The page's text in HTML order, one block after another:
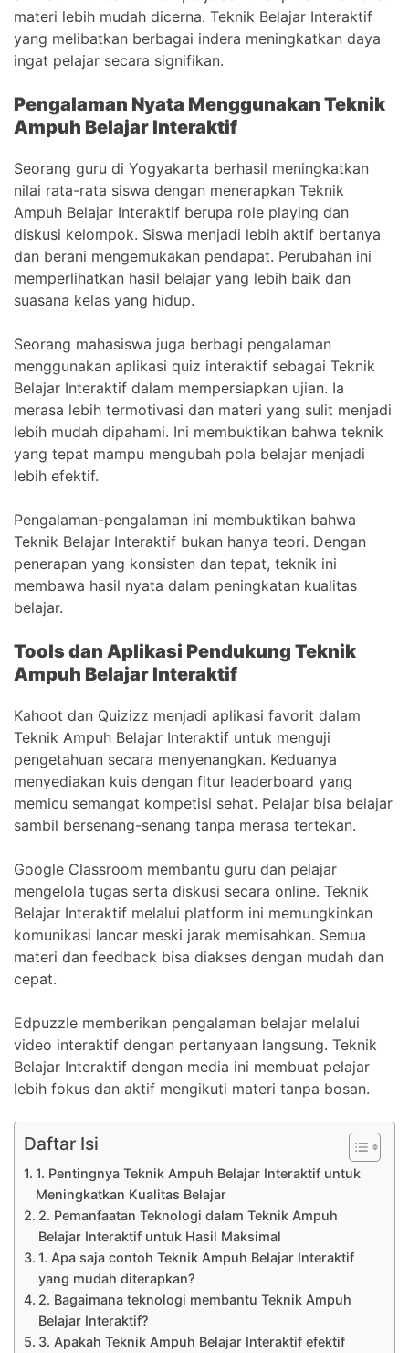
materi lebih mudah dicerna. Teknik Belajar Interaktif
yang melibatkan berbagai indera meningkatkan daya
ingat pelajar secara signifikan.
Pengalaman Nyata Menggunakan Teknik
Ampuh Belajar Interaktif
Seorang guru di Yogyakarta berhasil meningkatkan
nilai rata-rata siswa dengan menerapkan Teknik
Ampuh Belajar Interaktif berupa role playing dan
diskusi kelompok. Siswa menjadi lebih aktif bertanya
dan berani mengemukakan pendapat. Perubahan ini
memperlihatkan hasil belajar yang lebih baik dan
suasana kelas yang hidup.
Seorang mahasiswa juga berbagi pengalaman
menggunakan aplikasi quiz interaktif sebagai Teknik
Belajar Interaktif dalam mempersiapkan ujian. Ia
merasa lebih termotivasi dan materi yang sulit menjadi
lebih mudah dipahami. Ini membuktikan bahwa teknik
yang tepat mampu mengubah pola belajar menjadi
lebih efektif.
Pengalaman-pengalaman ini membuktikan bahwa
Teknik Belajar Interaktif bukan hanya teori. Dengan
penerapan yang konsisten dan tepat, teknik ini
membawa hasil nyata dalam peningkatan kualitas
belajar.
Tools dan Aplikasi Pendukung Teknik
Ampuh Belajar Interaktif
Kahoot dan Quizizz menjadi aplikasi favorit dalam
Teknik Ampuh Belajar Interaktif untuk menguji
pengetahuan secara menyenangkan. Keduanya
menyediakan kuis dengan fitur leaderboard yang
memicu semangat kompetisi sehat. Pelajar bisa belajar
sambil bersenang-senang tanpa merasa tertekan.
Google Classroom membantu guru dan pelajar
mengelola tugas serta diskusi secara online. Teknik
Belajar Interaktif melalui platform ini memungkinkan
komunikasi lancar meski jarak memisahkan. Semua
materi dan feedback bisa diakses dengan mudah dan
cepat.
Edpuzzle memberikan pengalaman belajar melalui
video interaktif dengan pertanyaan langsung. Teknik
Belajar Interaktif dengan media ini membuat pelajar
lebih fokus dan aktif mengikuti materi tanpa bosan.
Daftar Isi
1. Pentingnya Teknik Ampuh Belajar Interaktif untuk
Meningkatkan Kualitas Belajar
2. Pemanfaatan Teknologi dalam Teknik Ampuh
Belajar Interaktif untuk Hasil Maksimal
1. Apa saja contoh Teknik Ampuh Belajar Interaktif
yang mudah diterapkan?
2. Bagaimana teknologi membantu Teknik Ampuh
Belajar Interaktif?
3. Apakah Teknik Ampuh Belajar Interaktif efektif